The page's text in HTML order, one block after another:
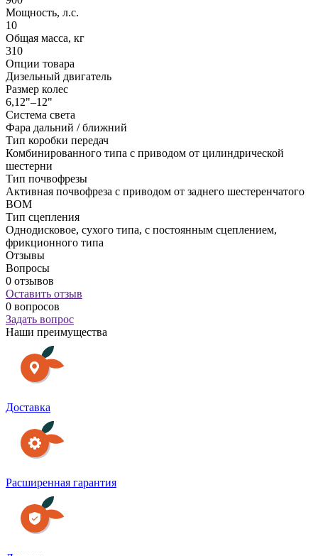
Мощность, л.с.
10
Общая масса, кг
310
Опции товара
Дизельный двигатель
Размер колес
6,12"–12"
Система света
Фара дальний / ближний
Тип коробки передач
Комбинированного типа с приводом от цилиндрической
шестерни
Тип почвофрезы
Активная почвофреза с приводом от заднего шестеренчатого
ВОМ
Тип сцепления
Однодисковое, сухого типа, с постоянным сцеплением,
фрикционного типа
Отзывы
Вопросы
0 отзывов
Оставить отзыв
0 вопросов
Задать вопрос
Наши преимущества
Доставка
Расширенная гарантия